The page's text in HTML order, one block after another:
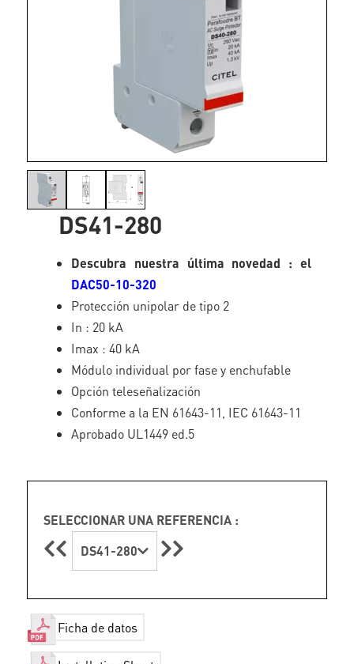
DS41-280
Descubra nuestra última novedad : el
DAC50-10-320
Protección unipolar de tipo 2
In : 20 kA
Imax : 40 kA
Módulo individual por fase y enchufable
Opción teleseñalización
Conforme a la EN 61643-11, IEC 61643-11
Aprobado UL1449 ed.5
SELECCIONAR UNA REFERENCIA :
DS41-280
Ficha de datos